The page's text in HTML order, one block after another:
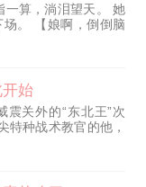
一算，淌泪望天。 她
。 【娘啊，倒倒脑
夫君的小情儿啊。】
状元被顶替了不说，
被五马分尸了。】
太子，当成扬州瘦马
宵宵抱着奶瓶，原本
始
关外的“东北王”次
特种战术教官的他，
拒绝当纨绔，直接
支独立师！组建一只